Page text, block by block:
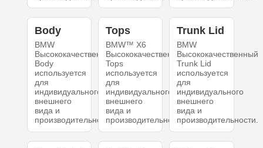
Body
BMW
Высококачественный
Body
используется
для
индивидуального
внешнего
вида и
производительности.
Tops
BMW™ X6
Высококачественный
Tops
используется
для
индивидуального
внешнего
вида и
производительности.
Trunk Lid
BMW
Высококачественный
Trunk Lid
используется
для
индивидуального
внешнего
вида и
производительности.